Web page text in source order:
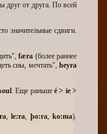
друг от друга. По всей
значительные сдвиги.
færa (более раннее
сны, мечтать",heyra
. Еще раньшеé > ie >
ra,le:ra, þo:ra,ko:ma).